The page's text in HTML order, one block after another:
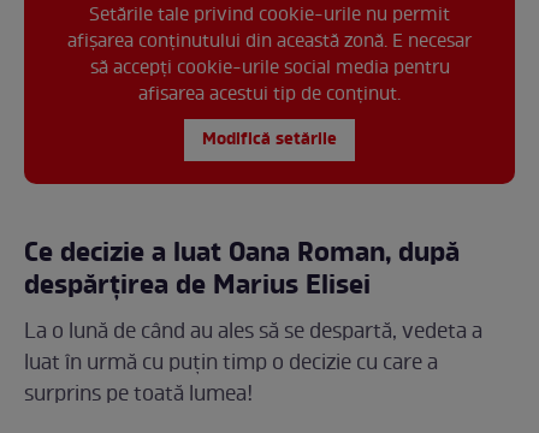
Setările tale privind cookie-urile nu permit
afișarea conținutului din această zonă. E necesar
să accepți cookie-urile social media pentru
afisarea acestui tip de conținut.
Modifică setările
Ce decizie a luat Oana Roman, după
despărțirea de Marius Elisei
La o lună de când au ales să se despartă, vedeta a
luat în urmă cu puțin timp o decizie cu care a
surprins pe toată lumea!